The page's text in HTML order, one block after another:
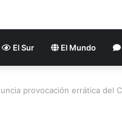
El Sur El Mundo
provocación errática del